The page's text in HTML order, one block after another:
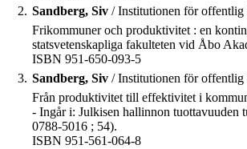
2. Sandberg, Siv / Institutionen för
Frikommuner och produktivitet : en
statsvetenskapliga fakulteten vid Åbo
ISBN 951-650-093-5
3. Sandberg, Siv / Institutionen för
Från produktivitet till effektivitet i
- Ingår i: Julkisen hallinnon tuottavuuden
0788-5016 ; 54).
ISBN 951-561-064-8